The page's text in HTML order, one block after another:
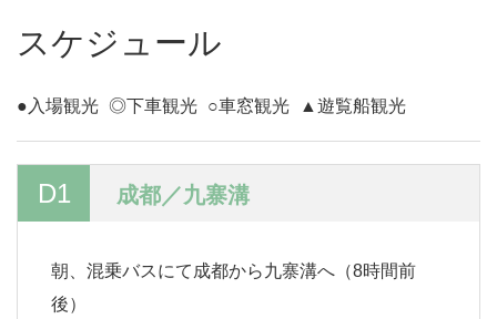
スケジュール
●入場観光 ◎下車観光 ○車窓観光 ▲遊覧船観光
D1 成都／九寨溝
朝、混乗バスにて成都から九寨溝へ（8時間前
後）